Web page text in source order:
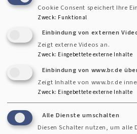
Tina Dieter
Am Öferl 8
82362 Weilheim i. OB
Redaktionell verantwortlich für
Pfarrerin Sabine Nagel
Karl-Böhaimb-Str. 4
82362 Weilheim i. OB
Cookie Consent speichert Ihre
Zweck: Funktional
Einbindung von externen
Zeigt externe Videos an.
Zweck: Eingebettete externe Inhalte
Einbindung von www.br.de
Zeigt Inhalte von www.br.de
Zweck: Eingebettete externe Inhalte
Alle Dienste umschalten
Diesen Schalter nutzen, um alle